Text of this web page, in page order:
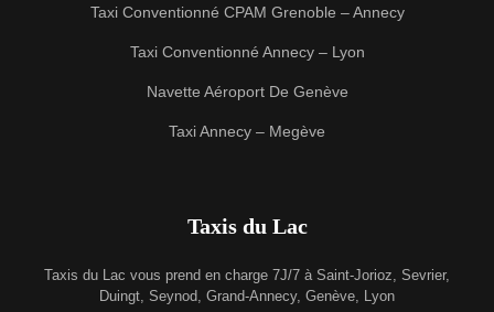
Taxi Conventionné CPAM Grenoble – Annecy
Taxi Conventionné Annecy – Lyon
Navette Aéroport De Genève
Taxi Annecy – Megève
Taxis du Lac
Taxis du Lac vous prend en charge 7J/7 à Saint-Jorioz, Sevrier,
Duingt, Seynod, Grand-Annecy, Genève, Lyon